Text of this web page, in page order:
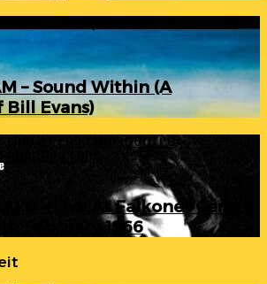
– Sound Within (A
Bill Evans)
– Live At Falkoner Centre
1966
– Live At Falkoner Centre
February 1966